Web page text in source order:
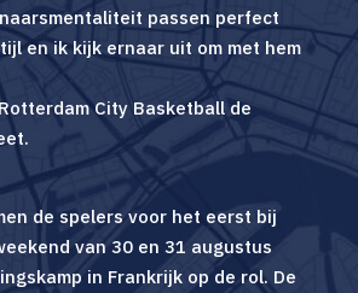
passen perfect
en ik kijk ernaar uit om met hem
City Basketball de
de spelers voor het eerst bij
van 30 en 31 augustus
in Frankrijk op de rol. De